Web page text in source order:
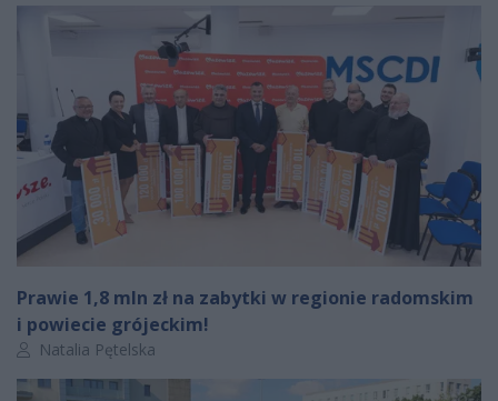
Prawie 1,8 mln zł na zabytki w regionie radomskim
i powiecie grójeckim!
Autor artykułu:
Natalia Pętelska